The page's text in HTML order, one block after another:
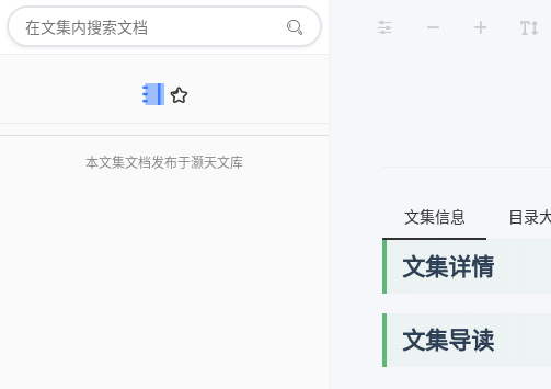
本文集文档发布于灏天文库
文集信息 目录
文集详情
文集导读